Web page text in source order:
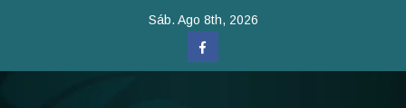
Sáb. Ago 8th, 2026
Facebook